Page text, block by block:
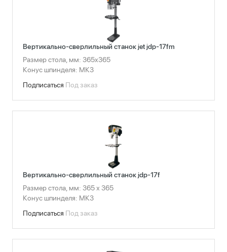
Вертикально-сверлильный станок jet jdp-17fm
Размер стола, мм: 365x365
Конус шпинделя: МК3
Подписаться Под заказ
Вертикально-сверлильный станок jdp-17f
Размер стола, мм: 365 х 365
Конус шпинделя: МК3
Подписаться Под заказ